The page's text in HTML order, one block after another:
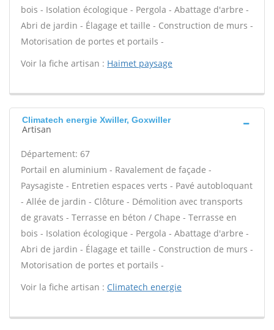
bois - Isolation écologique - Pergola - Abattage d'arbre -
Abri de jardin - Élagage et taille - Construction de murs -
Motorisation de portes et portails -
Voir la fiche artisan : Haimet paysage
Climatech energie Xwiller, Goxwiller
Artisan
Département: 67
Portail en aluminium - Ravalement de façade -
Paysagiste - Entretien espaces verts - Pavé autobloquant
- Allée de jardin - Clôture - Démolition avec transports
de gravats - Terrasse en béton / Chape - Terrasse en
bois - Isolation écologique - Pergola - Abattage d'arbre -
Abri de jardin - Élagage et taille - Construction de murs -
Motorisation de portes et portails -
Voir la fiche artisan : Climatech energie